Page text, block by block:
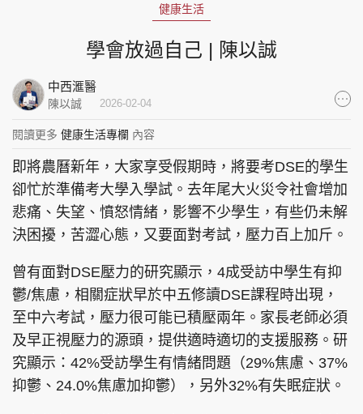
集團旗下品牌
東周刊 cazbuyer 東Touch
PCM 電腦廣場 星島頭條 星島日報
頭條日報 星島環球 The Standard
健康生活
學會放過自己 | 陳以誠
中西滙醫
陳以誠 2026-02-04
閱讀更多 健康生活專欄 內容
即將農曆新年，大家享受假期時，將要考DSE的學生
卻忙於準備考大學入學試。去年尾大火災令社會增加
悲痛、失望、憤怒情緒，影響不少學生，有些仍未解
決困擾，苦澀心態，又要面對考試，壓力百上加斤。
曾有面對DSE壓力的研究顯示，4成受訪中學生有抑
鬱/焦慮，相關症狀早於中五修讀DSE課程時出現，
至中六考試，壓力很可能已積壓兩年。家長老師必須
及早正視壓力的源頭，提供適時適切的支援服務。研
究顯示：42%受訪學生有情緒問題（29%焦慮、37%
抑鬱、24.0%焦慮加抑鬱），另外32%有失眠症狀。